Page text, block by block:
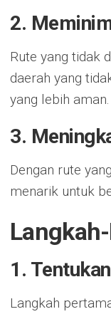
2.
Rute yang tidak
daerah yang
yang lebih aman.
3.
Dengan rute
menarik untuk
1.
Langkah